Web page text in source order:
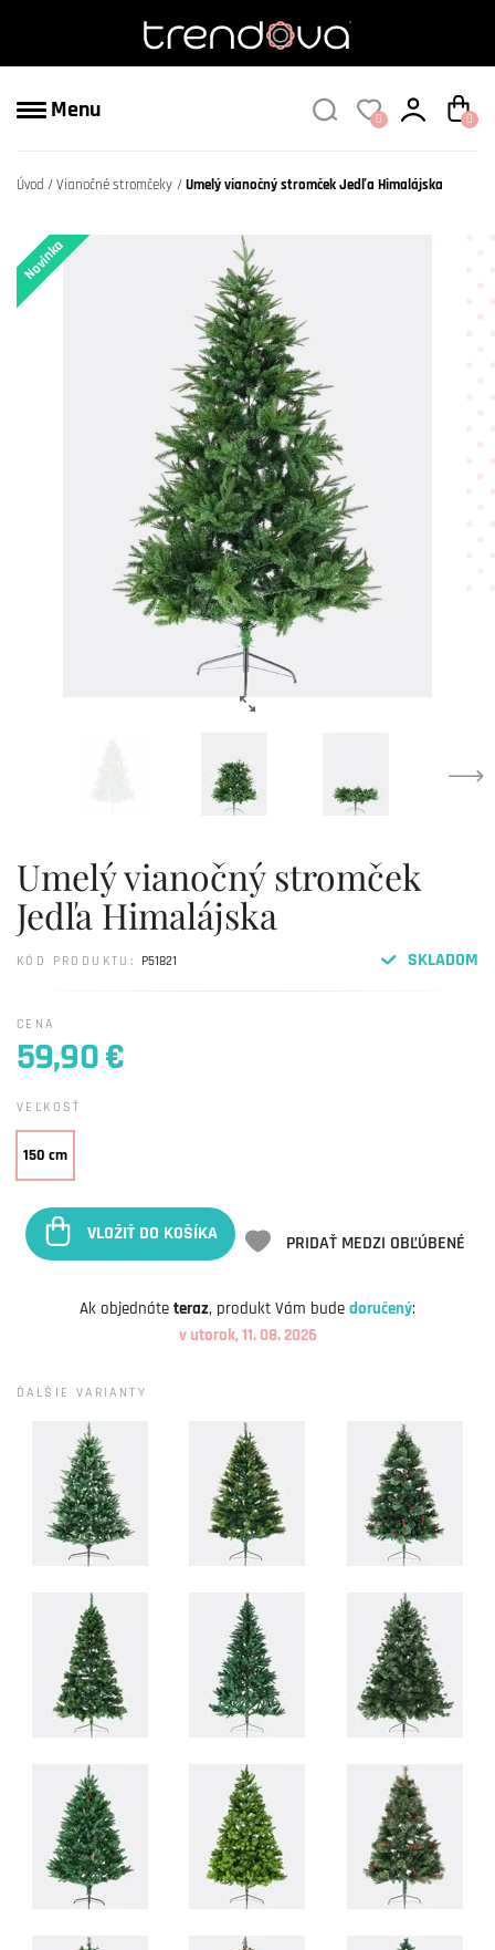
Menu 0 0
Úvod Vianočné stromčeky Umelý vianočný stromček Jedľa Himalájska
Novinka
Umelý vianočný stromček
Jedľa Himalájska
SKLADOM
KÓD PRODUKTU: P51821
CENA
59,90 €
VEĽKOSŤ
150 cm
VLOŽIŤ DO KOŠÍKA PRIDAŤ MEDZI OBĽÚBENÉ
Ak objednáte teraz, produkt Vám bude doručený:
v utorok, 11. 08. 2026
ĎALŠIE VARIANTY